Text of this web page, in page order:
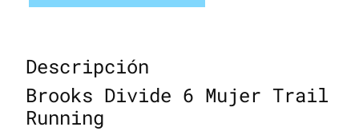
Descripción
Brooks Divide 6 Mujer Trail
Running